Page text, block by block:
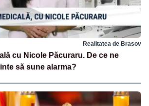
Realitatea de Brasov
cu Nicole Păcuraru. De ce ne
să sune alarma?